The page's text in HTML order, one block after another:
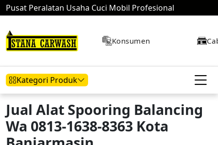
Pusat Peralatan Usaha Cuci Mobil Profesional
Konsumen
Kategori Produk
Hidrolik Mobil Hidrolik Motor Kompresor
Jual Alat Spooring Balancing
Wa 0813-1638-8363 Kota